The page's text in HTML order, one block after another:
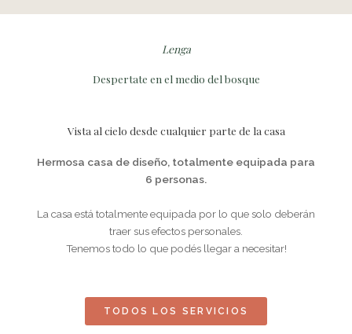
Lenga
Despertate en el medio del bosque
Vista al cielo desde cualquier parte de la casa
Hermosa casa de diseño, totalmente equipada para
6 personas.
La casa está totalmente equipada por lo que solo deberán
traer sus efectos personales.
Tenemos todo lo que podés llegar a necesitar!
TODOS LOS SERVICIOS